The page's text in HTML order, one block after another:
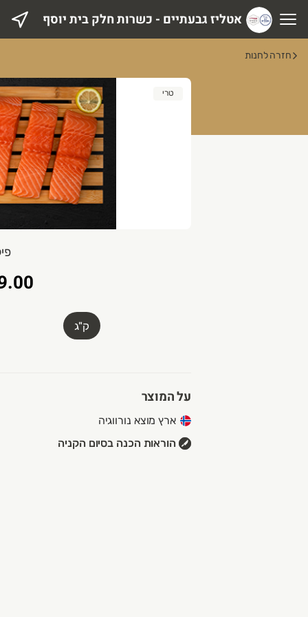
אטליז גבעתיים - כשרות חלק בית יוסף
אטליז גבעתיים - כשרות חלק בית יוסף
חזרה לחנות
טרי
ק"ג
על המוצר
ארץ מוצא נורווגיה
הוראות הכנה בסיום הקניה